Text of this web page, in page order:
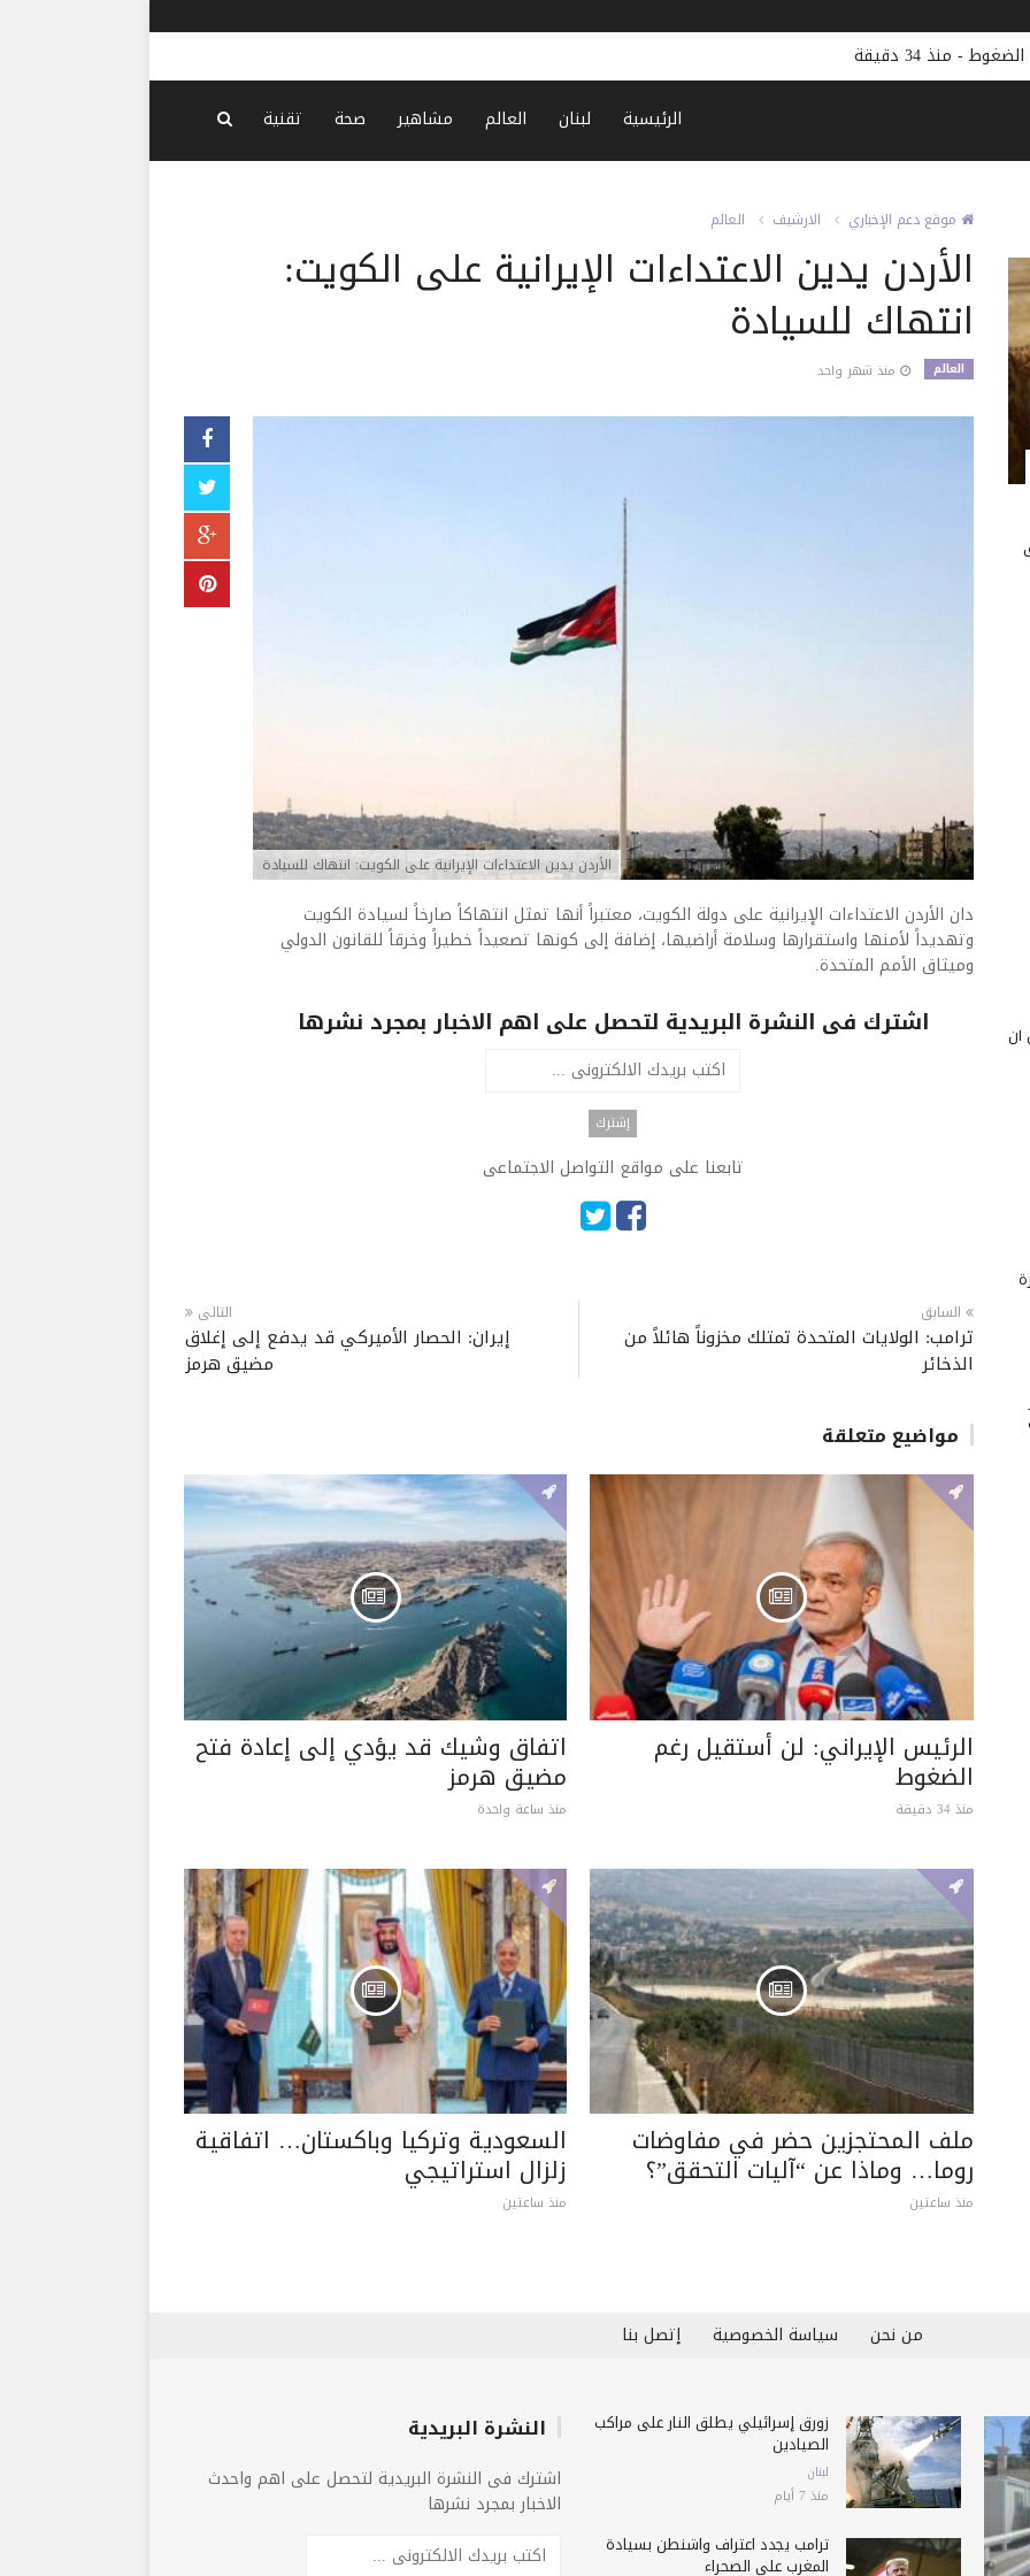
الضغوط- منذ 34 دقيقة
الرئيسية لبنان العالم مشاهير صحة تقنية
موقع دعم الإخباري الارشيف العالم
الأردن يدين الاعتداءات الإيرانية على الكويت:
انتهاك للسيادة
العالم منذ شهر واحد
الأردن يدين الاعتداءات الإيرانية على الكويت: انتهاك للسيادة
دان الأردن الاعتداءات الإيرانية على دولة الكويت، معتبراً أنها تمثل انتهاكاً صارخاً لسيادة الكويت
وتهديداً لأمنها واستقرارها وسلامة أراضيها، إضافة إلى كونها تصعيداً خطيراً وخرقاً للقانون الدولي
وميثاق الأمم المتحدة.
اشترك فى النشرة البريدية لتحصل على اهم الاخبار بمجرد نشرها
تابعنا على مواقع التواصل الاجتماعى
السابق
ترامب: الولايات المتحدة تمتلك مخزوناً هائلاً من
الذخائر
التالى
إيران: الحصار الأميركي قد يدفع إلى إغلاق
مضيق هرمز
مواضيع متعلقة
الرئيس الإيراني: لن أستقيل رغم
الضغوط
منذ 34 دقيقة
اتفاق وشيك قد يؤدي ​إلى إعادة فتح
مضيق هرمز
منذ ساعة واحدة
ملف المحتجزين حضر في مفاوضات
روما… وماذا عن “آليات التحقق”؟
منذ ساعتين
السعودية وتركيا وباكستان… اتفاقية
زلزال استراتيجي
منذ ساعتين
أن
من نحن سياسة الخصوصية إتصل بنا
زورق إسرائيلي يطلق النار على مراكب
الصيادين
لبنان
منذ 7 أيام
ترامب يجدد اعتراف واشنطن بسيادة
المغرب على الصحراء
النشرة البريدية
اشترك فى النشرة البريدية لتحصل على اهم واحدث
الاخبار بمجرد نشرها